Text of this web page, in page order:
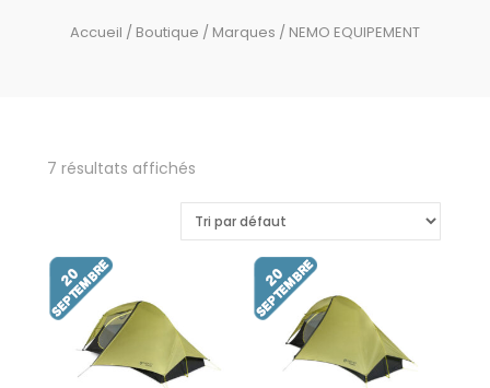
Accueil / Boutique / Marques / NEMO EQUIPEMENT
7 résultats affichés